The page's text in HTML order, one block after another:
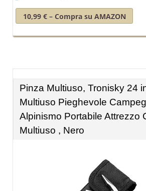
10,99 € – Compra su AMAZON
Pinza Multiuso, Tronisky 24
Multiuso Pieghevole
Alpinismo Portabile Attrezzo
Multiuso , Nero